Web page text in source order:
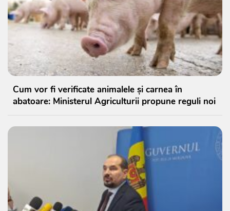
Cum vor fi verificate animalele și carnea în
abatoare: Ministerul Agriculturii propune reguli noi